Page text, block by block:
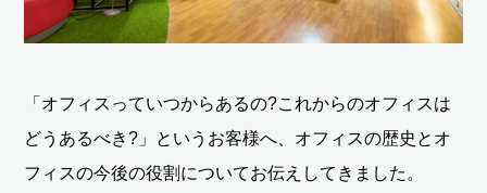
「オフィスっていつからあるの?これからのオフィスは
どうあるべき?」というお客様へ、オフィスの歴史とオ
フィスの今後の役割についてお伝えしてきました。